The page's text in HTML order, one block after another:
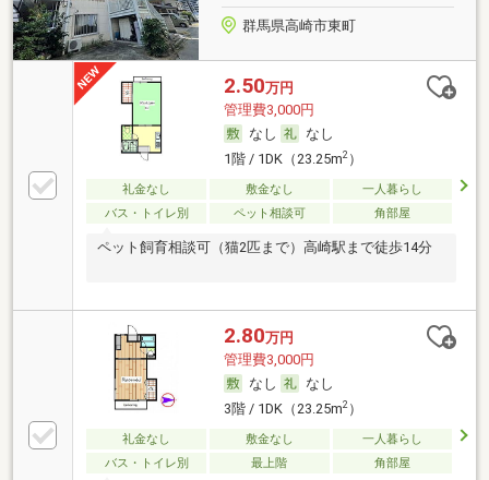
群馬県高崎市東町
2.50万円
管理費3,000円
なし
なし
1階 / 1DK（23.25m2）
礼金なし 敷金なし
一人暮らし
バス・トイレ別
ペット相談可 角部屋
ペット飼育相談可（猫2匹まで）高崎駅まで徒歩14分
2.80万円
管理費3,000円
なし
なし
3階 / 1DK（23.25m2）
礼金なし 敷金なし
一人暮らし
バス・トイレ別
最上階 角部屋